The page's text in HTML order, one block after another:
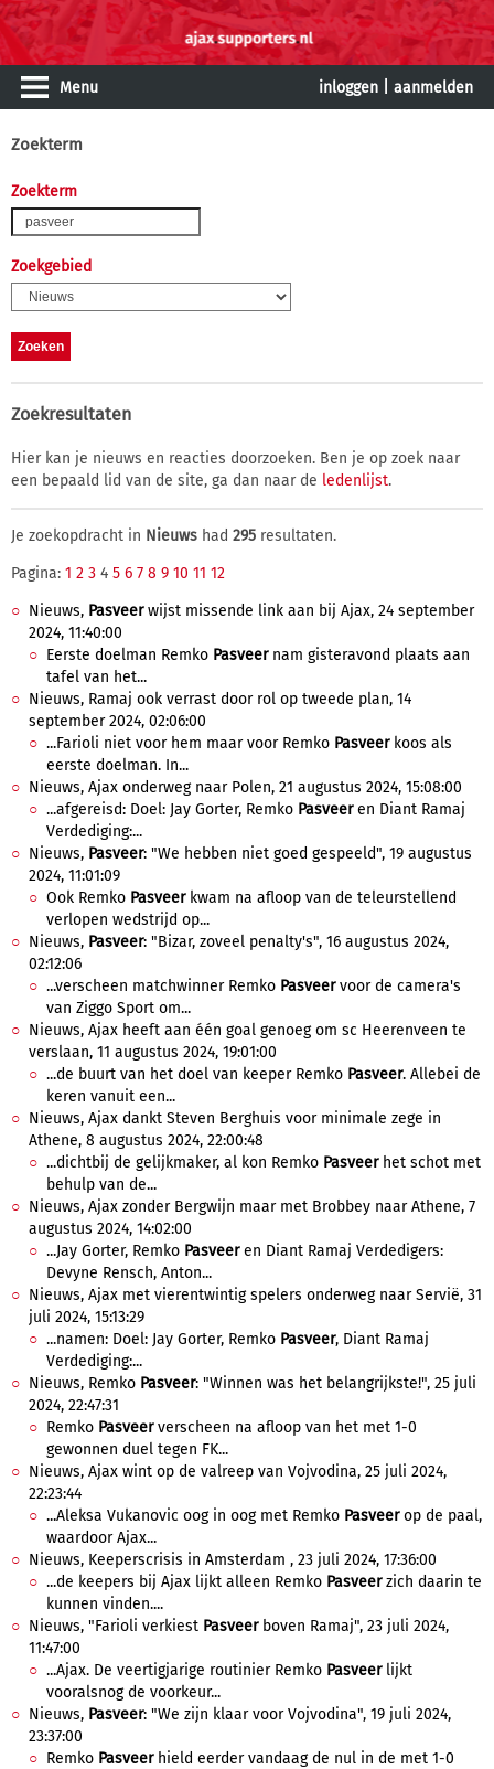
Menu inloggen aanmelden
Zoekterm
Zoekterm
Zoekgebied
Zoekresultaten
Hier kan je nieuws en reacties doorzoeken. Ben je op zoek naar
een bepaald lid van de site, ga dan naar de ledenlijst.
Je zoekopdracht in Nieuws had 295 resultaten.
Pagina: 1 2 3 4 5 6 7 8 9 10 11 12
Nieuws, Pasveerwijst missende link aan bij Ajax, 24 september
2024, 11:40:00
Eerste doelman Remko Pasveernam gisteravond plaats aan
tafel van het...
Nieuws, Ramaj ook verrast door rol op tweede plan, 14
september 2024, 02:06:00
...Farioli niet voor hem maar voor Remko Pasveerkoos als
eerste doelman. In...
Nieuws, Ajax onderweg naar Polen, 21 augustus 2024, 15:08:00
...afgereisd: Doel: Jay Gorter, Remko Pasveeren Diant Ramaj
Verdediging:...
Nieuws, Pasveer: "We hebben niet goed gespeeld", 19 augustus
2024, 11:01:09
Ook Remko Pasveerkwam na afloop van de teleurstellend
verlopen wedstrijd op...
Nieuws, Pasveer: "Bizar, zoveel penalty's", 16 augustus 2024,
02:12:06
...verscheen matchwinner Remko Pasveervoor de camera's
van Ziggo Sport om...
Nieuws, Ajax heeft aan één goal genoeg om sc Heerenveen te
verslaan, 11 augustus 2024, 19:01:00
...de buurt van het doel van keeper Remko Pasveer. Allebei de
keren vanuit een...
Nieuws, Ajax dankt Steven Berghuis voor minimale zege in
Athene, 8 augustus 2024, 22:00:48
...dichtbij de gelijkmaker, al kon Remko Pasveerhet schot met
behulp van de...
Nieuws, Ajax zonder Bergwijn maar met Brobbey naar Athene, 7
augustus 2024, 14:02:00
...Jay Gorter, Remko Pasveeren Diant Ramaj Verdedigers:
Devyne Rensch, Anton...
Nieuws, Ajax met vierentwintig spelers onderweg naar Servië, 31
juli 2024, 15:13:29
...namen: Doel: Jay Gorter, Remko Pasveer, Diant Ramaj
Verdediging:...
Nieuws, Remko Pasveer: "Winnen was het belangrijkste!", 25 juli
2024, 22:47:31
Remko Pasveerverscheen na afloop van het met 1-0
gewonnen duel tegen FK...
Nieuws, Ajax wint op de valreep van Vojvodina, 25 juli 2024,
22:23:44
...Aleksa Vukanovic oog in oog met Remko Pasveerop de paal,
waardoor Ajax...
Nieuws, Keeperscrisis in Amsterdam , 23 juli 2024, 17:36:00
...de keepers bij Ajax lijkt alleen Remko Pasveerzich daarin te
kunnen vinden....
Nieuws, "Farioli verkiest Pasveerboven Ramaj", 23 juli 2024,
11:47:00
...Ajax. De veertigjarige routinier Remko Pasveerlijkt
vooralsnog de voorkeur...
Nieuws, Pasveer: "We zijn klaar voor Vojvodina", 19 juli 2024,
23:37:00
Remko Pasveerhield eerder vandaag de nul in de met 1-0